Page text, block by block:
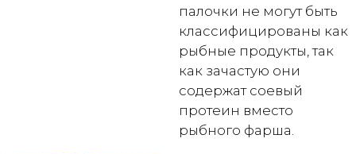
палочки не могут быть
классифицированы как
рыбные продукты, так
как зачастую они
содержат соевый
протеин вместо
рыбного фарша.